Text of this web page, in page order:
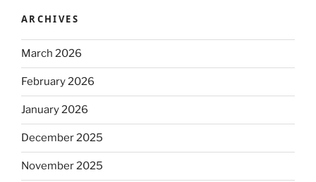
ARCHIVES
March 2026
February 2026
January 2026
December 2025
November 2025